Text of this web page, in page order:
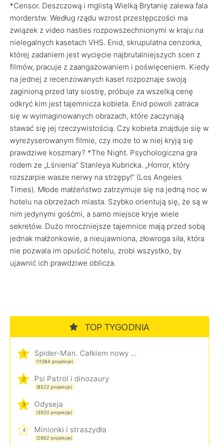
*Censor. Deszczową i mglistą Wielką Brytanię zalewa fala
morderstw. Według rządu wzrost przestępczości ma
związek z video nasties rozpowszechnionymi w kraju na
nielegalnych kasetach VHS. Enid, skrupulatna cenzorka,
której zadaniem jest wycięcie najbrutalniejszych scen z
filmów, pracuje z zaangażowaniem i poświęceniem. Kiedy
na jednej z recenzowanych kaset rozpoznaje swoją
zaginioną przed laty siostrę, próbuje za wszelką cenę
odkryć kim jest tajemnicza kobieta. Enid powoli zatraca
się w wyimaginowanych obrazach, które zaczynają
stawać się jej rzeczywistością. Czy kobieta znajduje się w
wyreżyserowanym filmie, czy może to w niej kryją się
prawdziwe koszmary? *The Night. Psychologiczna gra
rodem ze „Lśnienia” Stanleya Kubricka. „Horror, który
rozszarpie wasze nerwy na strzępy!” (Los Angeles
Times). Młode małżeństwo zatrzymuje się na jedną noc w
hotelu na obrzeżach miasta. Szybko orientują się, że są w
nim jedynymi gośćmi, a samo miejsce kryje wiele
sekretów. Dużo mroczniejsze tajemnice mają przed sobą
jednak małżonkowie, a nieujawniona, złowroga siła, która
nie pozwala im opuścić hotelu, zrobi wszystko, by
ujawnić ich prawdziwe oblicza.
TOP TYGODNIA
1 Spider-Man. Całkiem nowy dzień
(11384 projekcje)
2 Psi Patrol i dinozaury
(8522 projekcje)
3 Odyseja
(3920 projekcje)
4 Minionki i straszydła
(2662 projekcje)